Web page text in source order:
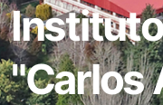
"Carlos